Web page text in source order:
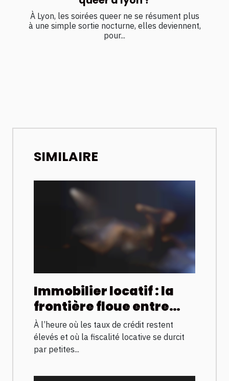
À Lyon, les soirées queer ne se résument plus
à une simple sortie nocturne, elles deviennent,
pour...
SIMILAIRE
Immobilier locatif : la
frontière floue entre
passion et rendement
financier
À l’heure où les taux de crédit restent
élevés et où la fiscalité locative se durcit
par petites...